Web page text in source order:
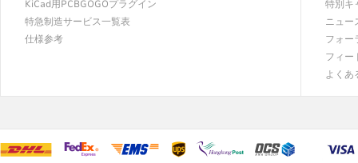
KiCad用PCBGOGOプラグイン
特急制造サービス一覧表
仕様参考
特別キ
ニュー
フォー
フィー
よくあ